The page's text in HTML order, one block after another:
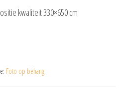
kwaliteit 330×650 cm
Foto op behang